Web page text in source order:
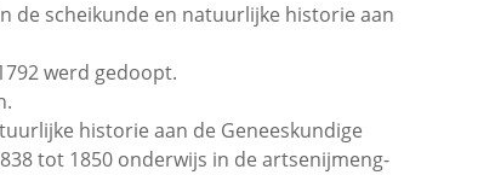
de scheikunde en natuurlijke historie aan
werd gedoopt.
historie aan de Geneeskundige
tot 1850 onderwijs in de artsenijmeng-